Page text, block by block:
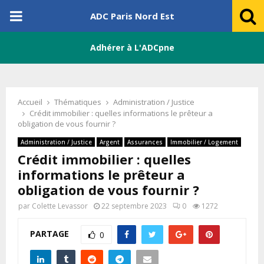
PRIMARY
ADC Paris Nord Est
Adhérer à L'ADCpne
Accueil Thématiques
Administration / Justice
Crédit immobilier : quelles informations le prêteur a
obligation de vous fournir ?
Administration / Justice Argent Assurances Immobilier / Logement
Crédit immobilier : quelles
informations le prêteur a
obligation de vous fournir ?
par Colette Levassor 22 septembre 2023 0 1272
PARTAGE 0